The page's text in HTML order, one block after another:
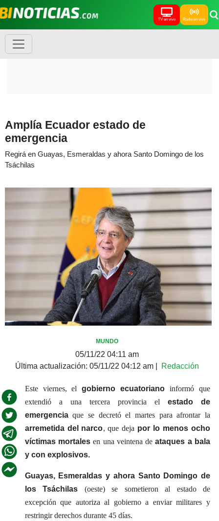
TV en vivo Radio en vivo
Amplía Ecuador estado de
emergencia
Regirá en Guayas, Esmeraldas y ahora Santo Domingo de los
Tsáchilas
MUNDO
05/11/22 04:11 am
Última actualización: 05/11/22 04:12 am Redacción
Este viernes, elgobierno ecuatoriano informó que
extendió a una tercera provincia el estado de
emergenciaque se decretó el martes para afrontar la
arremetida del narco, que deja por lo menos ocho
víctimas mortalesen una veintena deataques a bala
y con explosivos.
Guayas, Esmeraldas y ahora Santo Domingo de
los Tsáchilas (oeste) se sometieron al estado de
excepción que autoriza al gobierno a enviar militares y
restringir derechos durante 45 días.